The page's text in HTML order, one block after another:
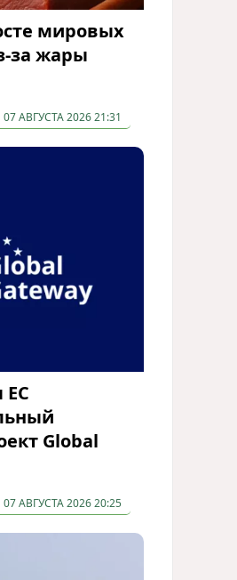
мировых
за жары
07 АВГУСТА 2026 21:31
ЕС
Global
07 АВГУСТА 2026 20:25